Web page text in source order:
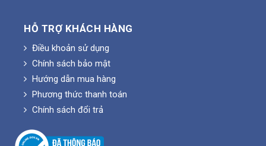
HỖ TRỢ KHÁCH HÀNG
Điều khoản sử dụng
Chính sách bảo mật
Hướng dẫn mua hàng
Phương thức thanh toán
Chính sách đổi trả